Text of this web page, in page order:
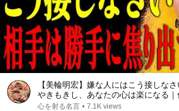
【美輪明宏】嫌な人にはこう接しな
やきもきし、あなたの心は楽になる｜
葉の力｜人生哲学｜
心を射る名言 • 7.1K views